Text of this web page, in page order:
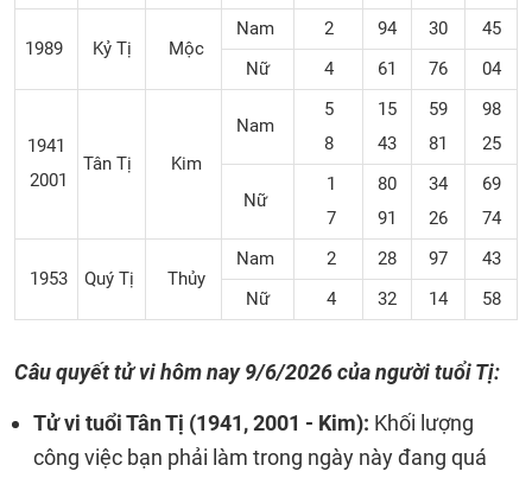
1989 Kỷ Tị Mộc
Nam 2 94 30
45
Nữ
4 61 76 04
1941
2001
Tân Tị Kim
Nam
5
8
15
43
59
81
98
25
Nữ
1
7
80
91
34
26
69
74
1953 Quý Tị Thủy
Nam 2 28 97
43
Nữ
4 32 14 58
Câu quyết tử vi hôm nay9/6/2026 của người tuổi Tị:
Tử vi tuổi Tân Tị (1941, 2001 - Kim): Khối lượng
công việc bạn phải làm trong ngày này đang quá